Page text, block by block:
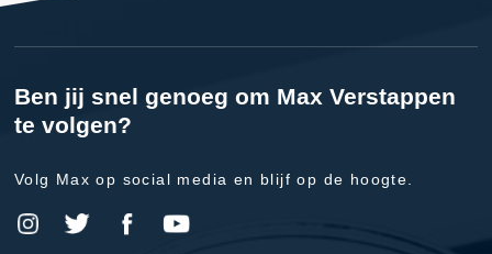
Ben jij snel genoeg om Max Verstappen
te volgen?
Volg Max op social media en blijf op de hoogte.